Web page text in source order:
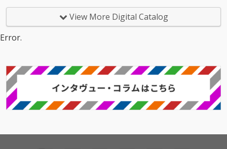
キル a.k.a. GuruConne
ctがタッグを組んだ、2
出会い、日々のお世話
やふれあいを通して、
に暮らす世界」を、ぜ
い。
View More Digital Catalog
Error.